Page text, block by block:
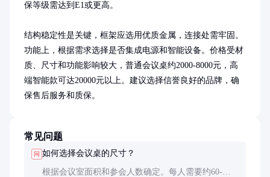
保等级需达到E1或更高。
结构稳定性是关键，框架应选用优质金属，连接处需牢固。
功能上，根据需求选择是否集成电源和智能设备。价格受材
质、尺寸和功能影响较大，普通会议桌约2000-8000元，高
端智能款可达20000元以上。建议选择信誉良好的品牌，确
保售后服务和质保。
常见问题
问 如何选择会议桌的尺寸？
根据会议室面积和参会人数确定。每人需要约60-